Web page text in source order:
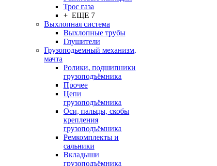
Трос газа
+ ЕЩЕ 7
Выхлопная система
Выхлопные трубы
Глушители
Грузоподьемный механизм,
мачта
Ролики, подшипники
грузоподъёмника
Прочее
Цепи
грузоподъёмника
Оси, пальцы, скобы
крепления
грузоподъёмника
Ремкомплекты и
сальники
Вкладыши
грузоподъёмника